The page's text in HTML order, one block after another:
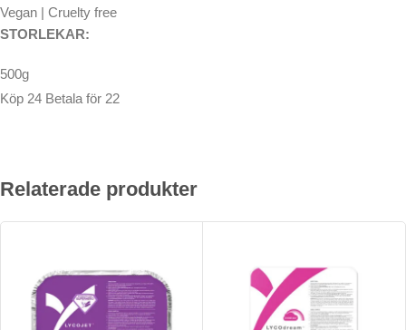
Vegan | Cruelty free
STORLEKAR:
500g
Köp 24 Betala för 22
Relaterade produkter